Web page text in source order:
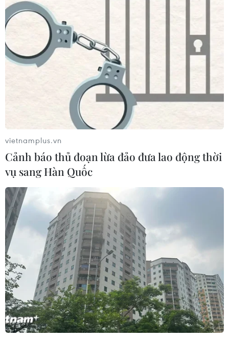
TIN CÙNG CHUYÊN MỤC
Nhanh chóng hoàn thiện dự
án kết nối vùng, sân bay Long Thành
vietnamplus.vn
Cảnh báo thủ đoạn lừa đảo đưa lao động thời
vụ sang Hàn Quốc